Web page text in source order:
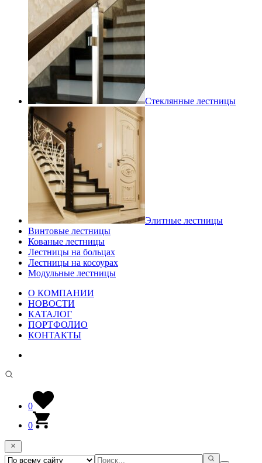
Стеклянные лестницы
Элитные лестницы
Винтовые лестницы
Кованые лестницы
Лестницы на больцах
Лестницы на косоурах
Модульные лестницы
О КОМПАНИИ
НОВОСТИ
КАТАЛОГ
ПОРТФОЛИО
КОНТАКТЫ
0
0